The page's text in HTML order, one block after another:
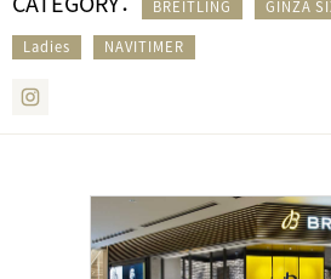
BREITLING GINZA
Ladies
NAVITIMER